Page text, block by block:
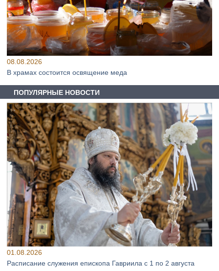
08.08.2026
В храмах состоится освящение меда
ПОПУЛЯРНЫЕ НОВОСТИ
01.08.2026
Расписание служения епископа Гавриила с 1 по 2 августа